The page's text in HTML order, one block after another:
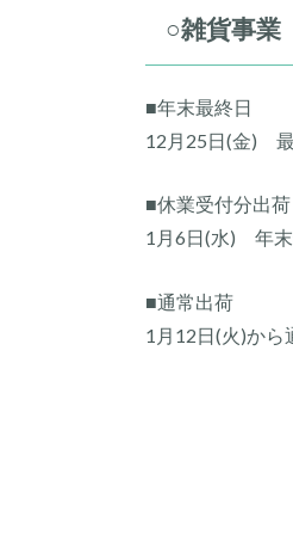
○雑貨事
■年末最終日
12月25日(金) 最
■休業受付分出荷
1月6日(水) 年末
■通常出荷
1月12日(火)から